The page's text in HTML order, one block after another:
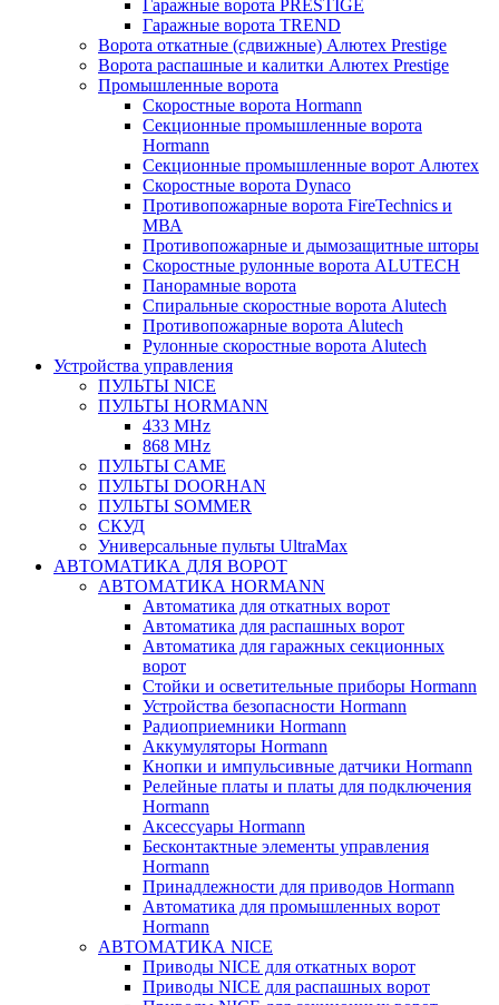
Гаражные ворота PRESTIGE
Гаражные ворота TREND
Ворота откатные (сдвижные) Алютех Prestige
Ворота распашные и калитки Алютех Prestige
Промышленные ворота
Скоростные ворота Hormann
Секционные промышленные ворота
Hormann
Секционные промышленные ворот Алютех
Скоростные ворота Dynaco
Противопожарные ворота FireTechnics и
МВА
Противопожарные и дымозащитные шторы
Скоростные рулонные ворота ALUTECH
Панорамные ворота
Спиральные скоростные ворота Alutech
Противопожарные ворота Alutech
Рулонные скоростные ворота Alutech
Устройства управления
ПУЛЬТЫ NICE
ПУЛЬТЫ HORMANN
433 MHz
868 MHz
ПУЛЬТЫ CAME
ПУЛЬТЫ DOORHAN
ПУЛЬТЫ SOMMER
СКУД
Универсальные пульты UltraMax
АВТОМАТИКА ДЛЯ ВОРОТ
АВТОМАТИКА HORMANN
Автоматика для откатных ворот
Автоматика для распашных ворот
Автоматика для гаражных секционных
ворот
Стойки и осветительные приборы Hormann
Устройства безопасности Hormann
Радиоприемники Hormann
Аккумуляторы Hormann
Кнопки и импульсивные датчики Hormann
Релейные платы и платы для подключения
Hormann
Аксессуары Hormann
Бесконтактные элементы управления
Hormann
Принадлежности для приводов Hormann
Автоматика для промышленных ворот
Hormann
АВТОМАТИКА NICE
Приводы NICE для откатных ворот
Приводы NICE для распашных ворот